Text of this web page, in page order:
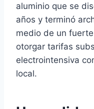
aluminio que se
años y terminó
medio de un
otorgar tarifas
electrointensiva
local.